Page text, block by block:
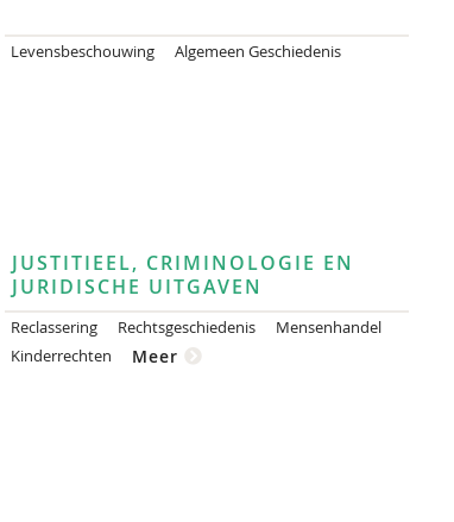
Levensbeschouwing Algemeen Geschiedenis
JUSTITIEEL, CRIMINOLOGIE EN
JURIDISCHE UITGAVEN
Reclassering Rechtsgeschiedenis
Mensenhandel
Kinderrechten
Meer